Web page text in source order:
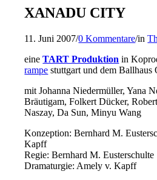
XANADU CITY
11. Juni 2007/0 Kommentare/in
eineTART Produktion in
rampe stuttgart und dem Ballhaus
mit Johanna Niedermüller, Yana
Bräutigam, Folkert Dücker,
Naszay, Da Sun, Minyu Wang
Konzeption: Bernhard M.
Kapff
Regie: Bernhard M. Eusterschulte
Dramaturgie: Amely v. Kapff